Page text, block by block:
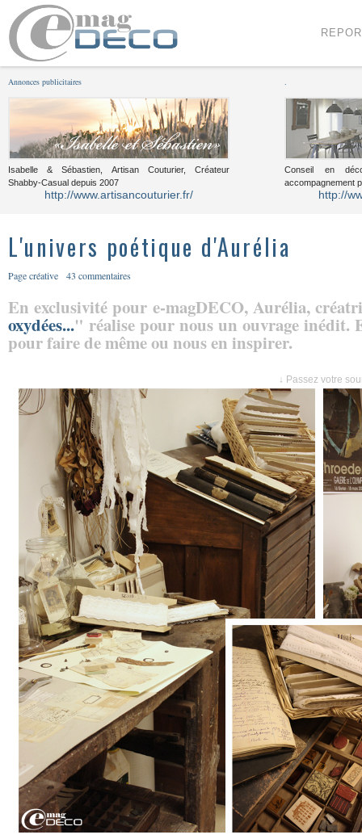
Annonces publicitaires
Isabelle & Sébastien, Artisan Couturier, Créateur
Shabby-Casual depuis 2007
http://www.artisancouturier.fr/
Conseil en
accompagnement
http://
L'univers poétique d'Aurélia
Page créative 43 commentaires
En exclusivité pour e-magDECO, Aurélia,
oxydées..." réalise pour nous un ouvrage inédit.
pour faire de même ou nous en inspirer.
↓ Passez votre